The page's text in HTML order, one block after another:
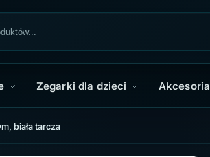
Zegarki dla dzieci Akcesoria
biała tarcza